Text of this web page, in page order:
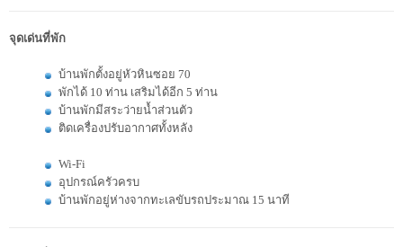
จุดเด่นที่พัก
บ้านพักตั้งอยู่หัวหินซอย 70
พักได้ 10 ท่าน เสริมได้อีก 5 ท่าน
บ้านพักมีสระว่ายน้ำส่วนตัว
ติดเครื่องปรับอากาศทั้งหลัง
Wi-Fi
อุปกรณ์ครัวครบ
บ้านพักอยู่ห่างจากทะเลขับรถประมาณ 15 นาที